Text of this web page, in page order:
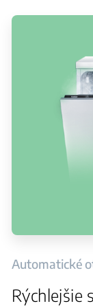
Automatické
Rýchlejšie